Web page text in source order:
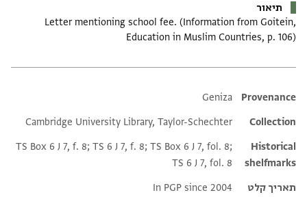
תיאור
Letter mentioning school fee. (Information from Goitein,
Education in Muslim Countries, p. 106)
Additional metadata
Provenance
Geniza
Collection
Cambridge University Library, Taylor-Schechter
Historical
shelfmarks
TS Box 6 J 7, f. 8; TS 6 J 7, f. 8; TS Box 6 J 7, fol. 8;
TS 6 J 7, fol. 8
תאריך קלט
In PGP since 2004